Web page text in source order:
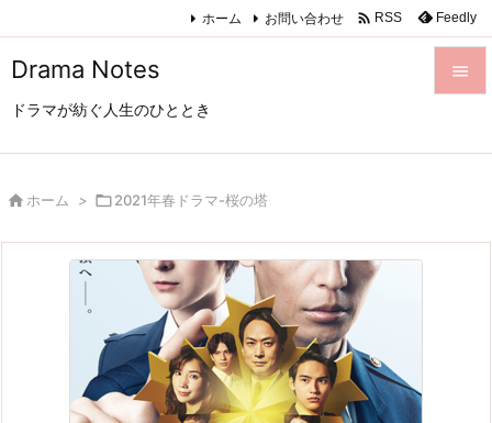
Drama Notes
ドラマが紡ぐ人生のひととき

ホーム お問い合わせ  RSS Feedly
 ホーム > 2021年春ドラマ-桜の塔